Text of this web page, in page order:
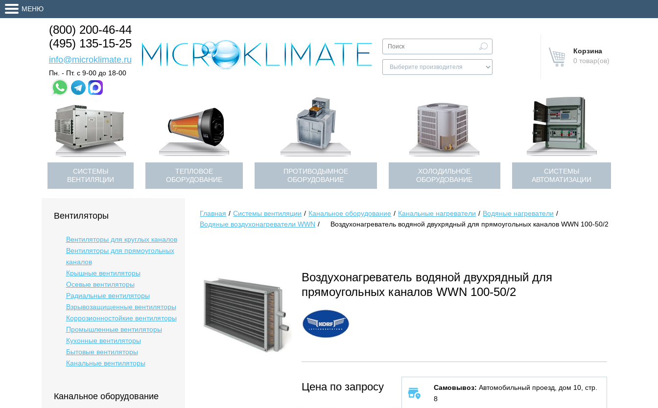
МЕНЮ
(800) 200-46-44
(495) 135-15-25
info@microklimate.ru
Пн. - Пт. с 9-00 до 18-00
Корзина
0 товар(ов)
СИСТЕМЫ
ВЕНТИЛЯЦИИ
ТЕПЛОВОЕ
ОБОРУДОВАНИЕ
ПРОТИВОДЫМНОЕ
ОБОРУДОВАНИЕ
ХОЛОДИЛЬНОЕ
ОБОРУДОВАНИЕ
СИСТЕМЫ
АВТОМАТИЗАЦИИ
Вентиляторы
Вентиляторы для круглых каналов
Вентиляторы для прямоугольных
каналов
Крышные вентиляторы
Осевые вентиляторы
Радиальные вентиляторы
Взрывозащищенные вентиляторы
Коррозионностойкие вентиляторы
Промышленные вентиляторы
Кухонные вентиляторы
Бытовые вентиляторы
Канальные вентиляторы
Канальное оборудование
Главная Системы вентиляции Канальное оборудование Канальные нагреватели
Водяные нагреватели
Водяные воздухонагреватели WWN
Воздухонагреватель водяной двухрядный для прямоугольных каналов WWN 100-50/2
Воздухонагреватель водяной двухрядный для
прямоугольных каналов WWN 100-50/2
Цена по запросу Самовывоз: Автомобильный проезд, дом 10, стр.
8